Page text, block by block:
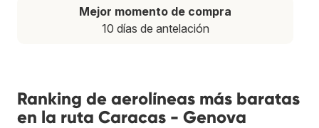
Mejor momento de compra
10 días de antelación
Ranking de aerolíneas más baratas
en la ruta Caracas - Genova